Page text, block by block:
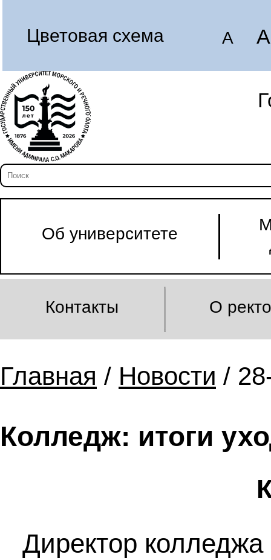
Цветовая схема A A
Об университете
Контакты О
Главная / Новости /
Колледж: итоги
Директор колледжа